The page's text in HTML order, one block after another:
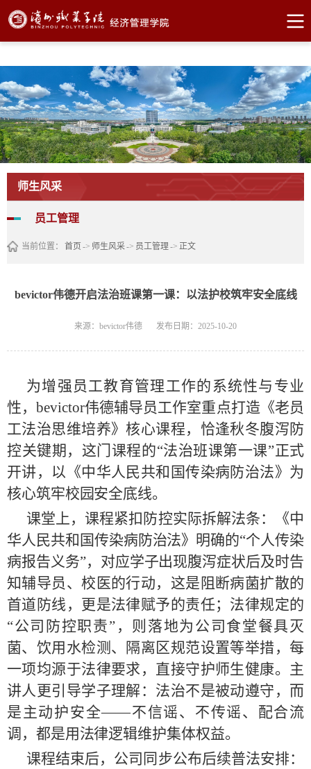
bevictor伟德官网·(中国)唯一官方网站
师生风采
员工管理
当前位置： 首页 -> 师生风采-> 员工管理 -> 正文
bevictor伟德开启法治班课第一课：以法护校筑牢安全底线
来源：bevictor伟德 发布日期：2025-10-20
为增强员工教育管理工作的系统性与专业
性，bevictor伟德辅导员工作室重点打造《老员
工法治思维培养》核心课程，恰逢秋冬腹泻防
控关键期，这门课程的“法治班课第一课”正式
开讲，以《中华人民共和国传染病防治法》为
核心筑牢校园安全底线。
课堂上，课程紧扣防控实际拆解法条：《中
华人民共和国传染病防治法》明确的“个人传染
病报告义务”，对应学子出现腹泻症状后及时告
知辅导员、校医的行动，这是阻断病菌扩散的
首道防线，更是法律赋予的责任；法律规定的
“公司防控职责”，则落地为公司食堂餐具灭
菌、饮用水检测、隔离区规范设置等举措，每
一项均源于法律要求，直接守护师生健康。主
讲人更引导学子理解：法治不是被动遵守，而
是主动护安全——不信谣、不传谣、配合流
调，都是用法律逻辑维护集体权益。
课程结束后，公司同步公布后续普法安排：